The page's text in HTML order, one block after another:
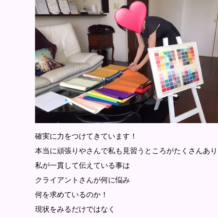
確実に力をつけてきています！
本当に頑張りやさんで私も見習うところがたくさんあ
私が一貫して伝えている事は
クライアントさんが何に悩み
何を求めているのか！
現状をみるだけではなく